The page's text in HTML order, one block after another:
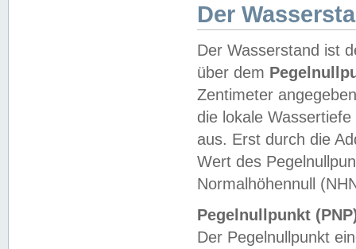
Der
Der Wasserstand ist
über dem
Zentimeter
die lokale
aus. Erst durch die
Wert des
Normalhöhennull
Pegelnullpunkt
Der Pegelnullpunkt